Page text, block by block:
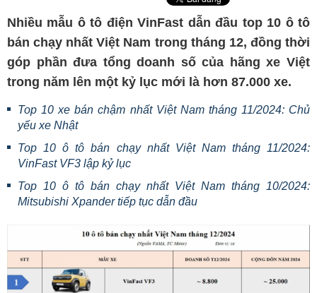
Nhiều mẫu ô tô điện VinFast dẫn đầu top 10 ô tô
bán chạy nhất Việt Nam trong tháng 12, đồng thời
góp phần đưa tổng doanh số của hãng xe Việt
trong năm lên một kỷ lục mới là hơn 87.000 xe.
Top 10 xe bán chậm nhất Việt Nam tháng 11/2024: Chủ
yếu xe Nhật
Top 10 ô tô bán chạy nhất Việt Nam tháng 11/2024:
VinFast VF3 lập kỷ lục
Top 10 ô tô bán chạy nhất Việt Nam tháng 10/2024:
Mitsubishi Xpander tiếp tục dẫn đầu